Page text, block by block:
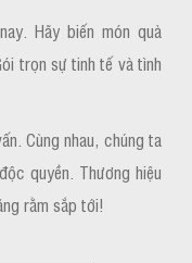
Hãy biến món quà
trọn sự tinh tế và tình
Cùng nhau, chúng ta
độc quyền. Thương hiệu
rằm sắp tới!